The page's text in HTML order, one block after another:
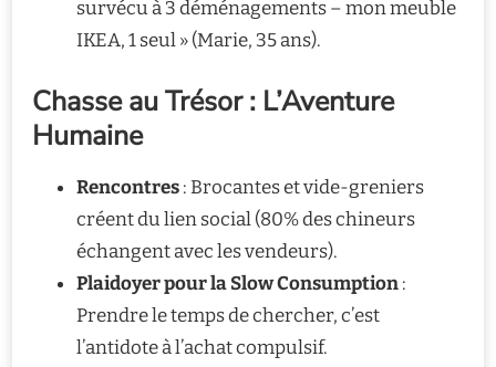
survécu à 3 déménagements – mon meuble
IKEA, 1 seul » (Marie, 35 ans).
Chasse au Trésor : L’Aventure
Humaine
Rencontres: Brocantes et vide-greniers
créent du lien social (80% des chineurs
échangent avec les vendeurs).
Plaidoyer pour la Slow Consumption:
Prendre le temps de chercher, c’est
l’antidote à l’achat compulsif.